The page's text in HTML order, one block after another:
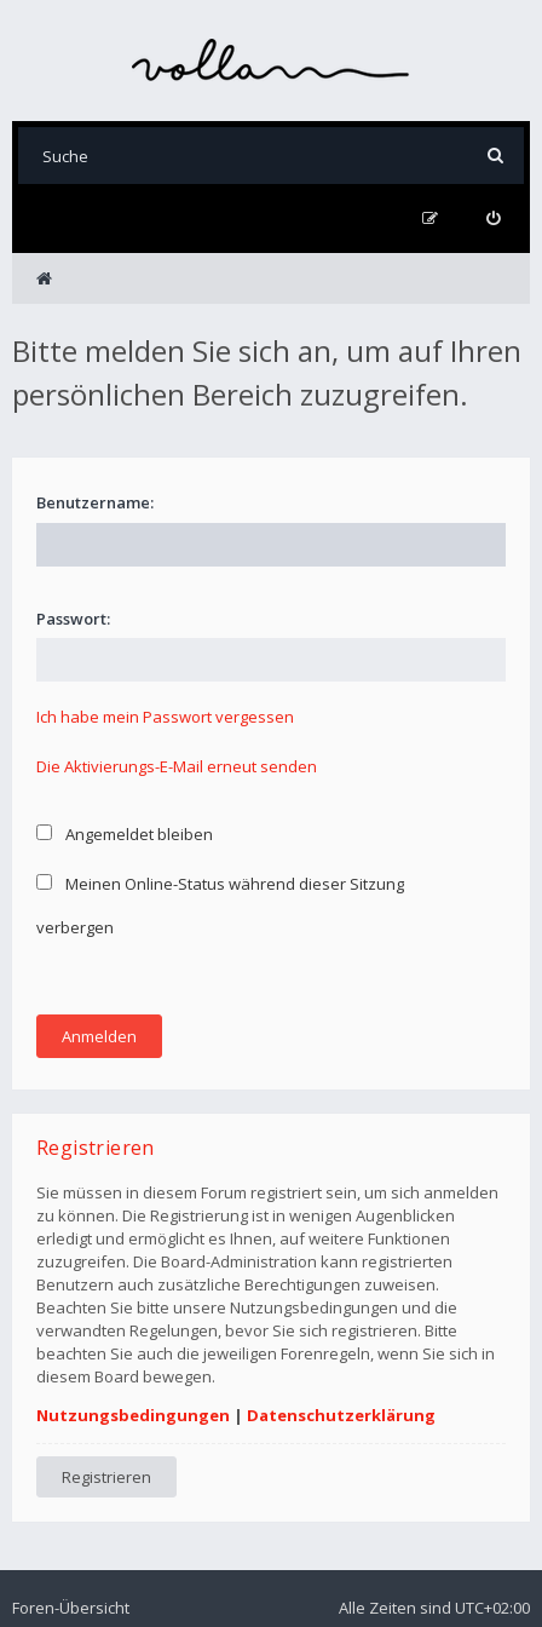
Bitte melden Sie sich an, um auf Ihren
persönlichen Bereich zuzugreifen.
Benutzername:
Passwort:
Ich habe mein Passwort vergessen
Die Aktivierungs-E-Mail erneut senden
Angemeldet bleiben
Meinen Online-Status während dieser Sitzung
verbergen
Registrieren
Sie müssen in diesem Forum registriert sein, um sich anmelden
zu können. Die Registrierung ist in wenigen Augenblicken
erledigt und ermöglicht es Ihnen, auf weitere Funktionen
zuzugreifen. Die Board-Administration kann registrierten
Benutzern auch zusätzliche Berechtigungen zuweisen.
Beachten Sie bitte unsere Nutzungsbedingungen und die
verwandten Regelungen, bevor Sie sich registrieren. Bitte
beachten Sie auch die jeweiligen Forenregeln, wenn Sie sich in
diesem Board bewegen.
Nutzungsbedingungen | Datenschutzerklärung
Registrieren
Foren-Übersicht Alle Zeiten sind UTC+02:00